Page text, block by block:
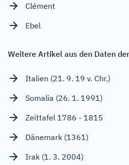
Clément
Ebel
Weitere Artikel aus den Daten
Italien (21. 9. 19 v. Chr.)
Somalia (26. 1. 1991)
Zeittafel 1786 - 1815
Dänemark (1361)
Irak (1. 3. 2004)